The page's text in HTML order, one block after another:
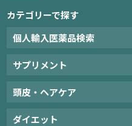
カテゴリーで探す
個人輸入医薬品検索
サプリメント
頭皮・ヘアケア
ダイエット